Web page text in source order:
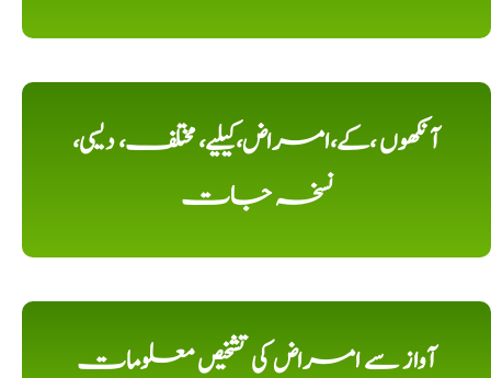
آنکھوں ،کے،امراض،کیلیے، مختلف، دیسی،
نسخہ جات
آواز سے امراض کی تشخیص معلومات